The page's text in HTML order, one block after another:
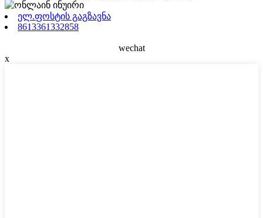
ელ.ფოსტის გაგზავნა
8613361332858
wechat
x